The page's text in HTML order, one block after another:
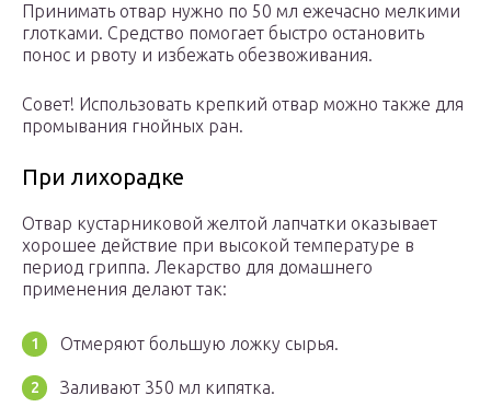
Принимать отвар нужно по 50 мл ежечасно мелкими
глотками. Средство помогает быстро остановить
понос и рвоту и избежать обезвоживания.
Совет! Использовать крепкий отвар можно также для
промывания гнойных ран.
При лихорадке
Отвар кустарниковой желтой лапчатки оказывает
хорошее действие при высокой температуре в
период гриппа. Лекарство для домашнего
применения делают так:
Отмеряют большую ложку сырья.
Заливают 350 мл кипятка.